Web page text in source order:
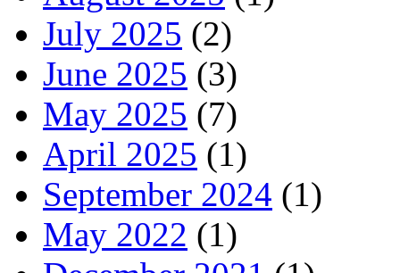
July 2025 (2)
June 2025 (3)
May 2025 (7)
April 2025 (1)
September 2024 (1)
May 2022 (1)